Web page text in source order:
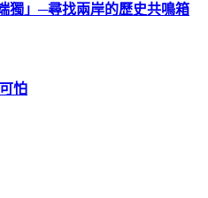
獨」─尋找兩岸的歷史共鳴箱
怕